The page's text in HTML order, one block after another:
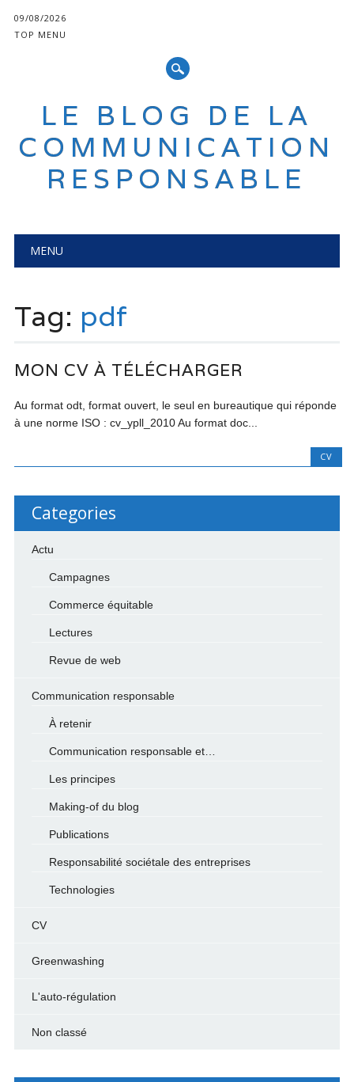
09/08/2026
TOP MENU
LE BLOG DE LA
COMMUNICATION
RESPONSABLE
Main menu
MENU
Tag: pdf
MON CV À TÉLÉCHARGER
Au format odt, format ouvert, le seul en bureautique qui réponde
à une norme ISO : cv_ypll_2010 Au format doc...
CV
Categories
Actu
Campagnes
Commerce équitable
Lectures
Revue de web
Communication responsable
À retenir
Communication responsable et…
Les principes
Making-of du blog
Publications
Responsabilité sociétale des entreprises
Technologies
CV
Greenwashing
L'auto-régulation
Non classé